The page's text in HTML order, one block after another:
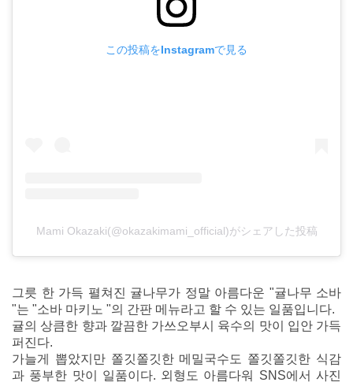
この投稿をInstagramで見る
Mami Okazaki(@okazakimami_official)がシェアした投稿
그릇 한 가득 펼쳐진 귤나무가 정말 아름다운 "귤나무 소바
"는 "소바 마키노 "의 간판 메뉴라고 할 수 있는 일품입니다.
귤의 상큼한 향과 깔끔한 가쓰오부시 육수의 맛이 입안 가득
퍼진다.
가늘게 뽑았지만 쫄깃쫄깃한 메밀국수도 쫄깃쫄깃한 식감
과 풍부한 맛이 일품이다. 외형도 아름다워 SNS에서 사진